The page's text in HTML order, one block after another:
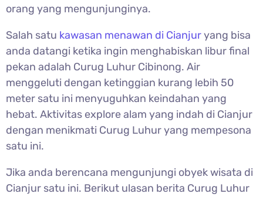
orang yang mengunjunginya.
Salah satu kawasan menawan di Cianjuryang bisa
anda datangi ketika ingin menghabiskan libur final
pekan adalah Curug Luhur Cibinong. Air
menggeluti dengan ketinggian kurang lebih 50
meter satu ini menyuguhkan keindahan yang
hebat. Aktivitas explore alam yang indah di Cianjur
dengan menikmati Curug Luhur yang mempesona
satu ini.
Jika anda berencana mengunjungi obyek wisata di
Cianjur satu ini. Berikut ulasan berita Curug Luhur